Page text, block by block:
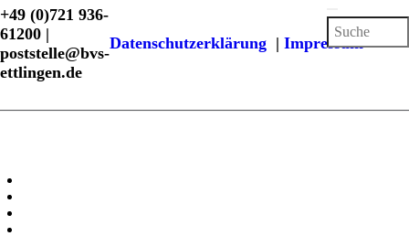
+49 (0)721 936-
61200 |
poststelle@bvs-
ettlingen.de
Datenschutzerklärung | Impressum